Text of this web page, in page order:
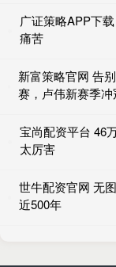
广证策略APP下
痛苦
新富策略官网 告
赛，卢伟新赛季
宝尚配资平台 46
太厉害
世牛配资官网 无
近500年